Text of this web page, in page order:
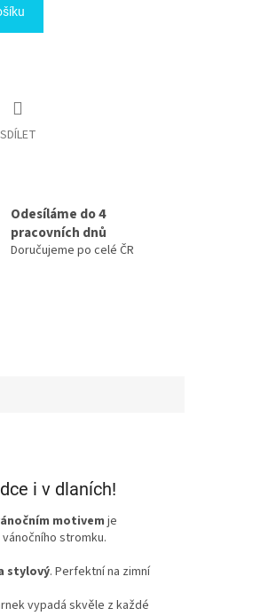
SDÍLET
Odesíláme do 4
pracovních dnů
Doručujeme po celé ČR
i v dlaních!
motivem je
stromku.
stylový. Perfektní na zimní
vypadá skvěle z každé